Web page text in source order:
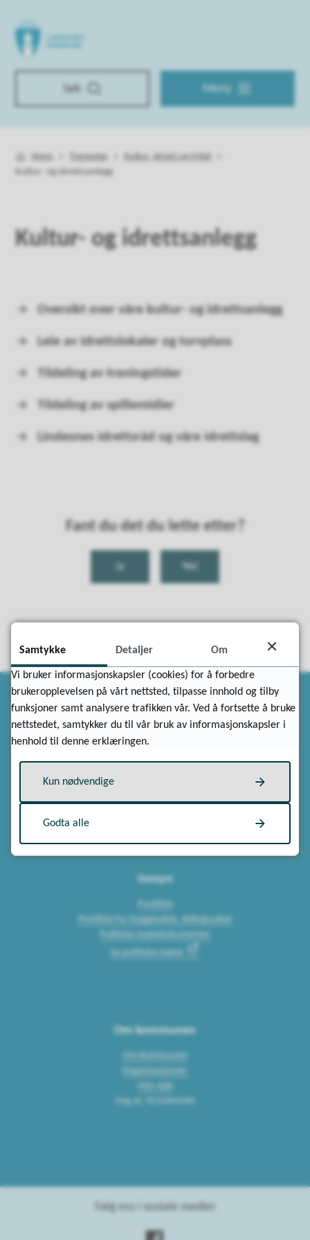
Lindesnes kommune
Søk Meny
Hjem Tjenester
Kultur, idrett og fritid
Kultur- og idrettsanlegg
Kultur- og idrettsanlegg
Oversikt over våre kultur- og idrettsanlegg
Leie av idrettslokaler og torvplass
Tildeling av treningstider
Tildeling av spillemidler
Lindesnes idrettsråd og våre idrettslag
Fant du det du lette etter?
Ja Nei
Kontakt oss
Ring sentralbordet, vakttelefon eller kontor
Innsyn
Postliste
Postliste for byggesaker, delingssaker
Politiske møtedokumenter
Se politiske møter
Om kommunen
Om kommunen
Organisasjonen
Min side
Org.nr. 921060440
Følg oss i sosiale medier
Samtykke Detaljer Om
Vi bruker informasjonskapsler (cookies) for å forbedre
brukeropplevelsen på vårt nettsted, tilpasse innhold og tilby
funksjoner samt analysere trafikken vår. Ved å fortsette å bruke
nettstedet, samtykker du til vår bruk av informasjonskapsler i
henhold til denne erklæringen.
Kun nødvendige
Godta alle